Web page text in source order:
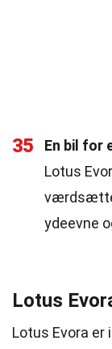
35
En bil for
Lotus
ydeevne
Lotus
Lotus Evora er